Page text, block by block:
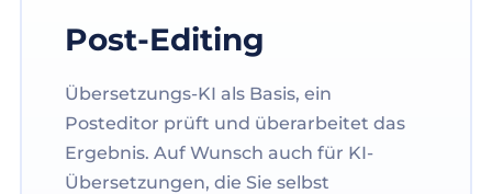
Post-Editing
Übersetzungs-KI als Basis, ein
Posteditor prüft und überarbeitet das
Ergebnis. Auf Wunsch auch für KI-
Übersetzungen, die Sie selbst